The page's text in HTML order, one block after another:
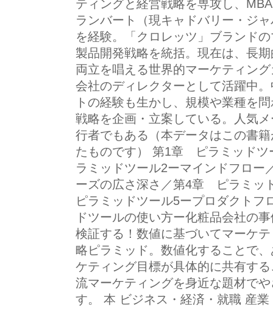
ティングと経営戦略を専攻し、
ランバート（現キャドバリー・ジ
を経験。「クロレッツ」ブランド
製品開発戦略を統括。現在は、長
両立を唱える世界的マーケティン
会社のディレクターとして活躍中
トの経験も生かし、規模や業種を
戦略を企画・立案している。人気
行者でもある（本データはこの書
たものです） 第1章 ピラミッド
ラミッドツール2ーマインドフロ
ーズの広さ深さ／第4章 ピラミ
ピラミッドツール5ープロダクト
ドツールの使い方ー化粧品会社の
検証する！数値に基づいてマーケ
略ピラミッド。数値化することで
ケティング目標が具体的に共有す
流マーケティングを身近な題材で
す。 本 ビジネス・経済・就職 産業